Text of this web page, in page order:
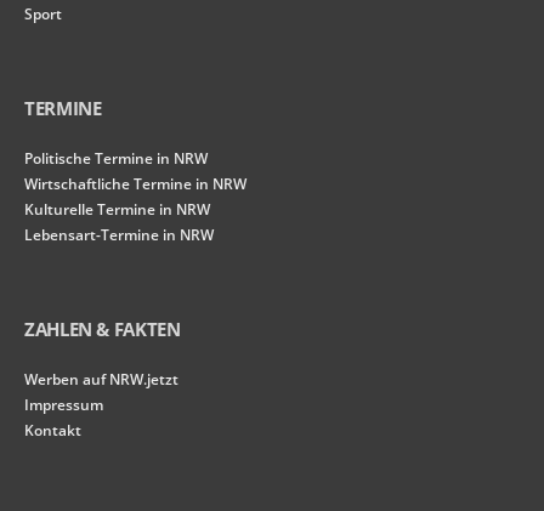
Sport
TERMINE
Politische Termine in NRW
Wirtschaftliche Termine in NRW
Kulturelle Termine in NRW
Lebensart-Termine in NRW
ZAHLEN & FAKTEN
Werben auf NRW.jetzt
Impressum
Kontakt